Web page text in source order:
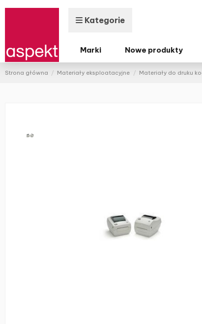
Kategorie
Marki Nowe produkty
Strona główna Materiały eksploatacyjne Materiały do druku